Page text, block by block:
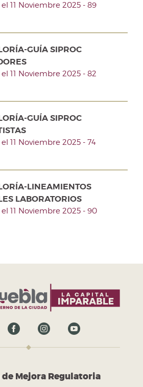
11 Noviembre 2025 - 89
GUÍA SIPROC
11 Noviembre 2025 - 82
GUÍA SIPROC
11 Noviembre 2025 - 74
LINEAMIENTOS
LABORATORIOS
11 Noviembre 2025 - 90
Mejora Regulatoria